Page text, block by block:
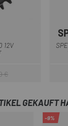
12V
Preis
€
GEKAUFT
-9%